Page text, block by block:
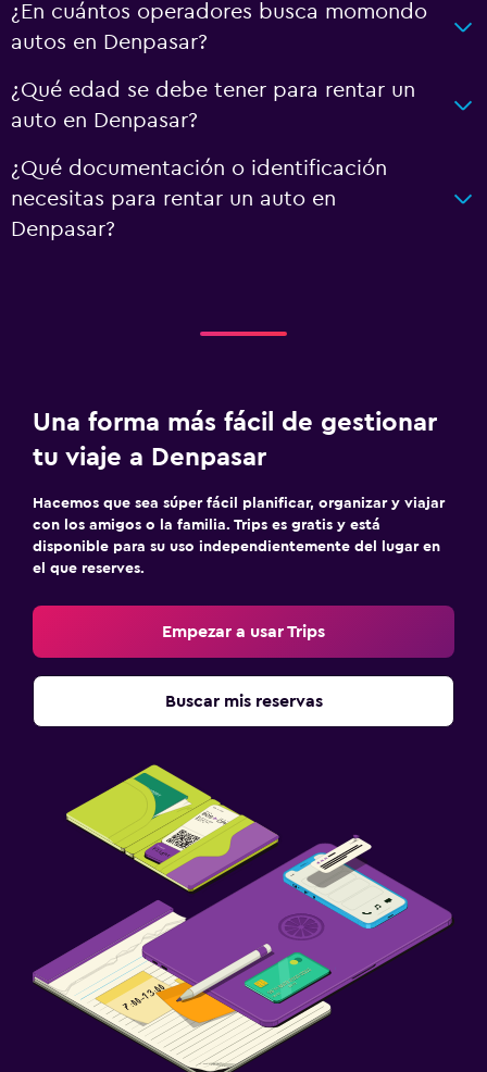
¿En cuántos operadores busca momondo
autos en Denpasar?
¿Qué edad se debe tener para rentar un
auto en Denpasar?
¿Qué documentación o identificación
necesitas para rentar un auto en
Denpasar?
Una forma más fácil de gestionar
tu viaje a Denpasar
Hacemos que sea súper fácil planificar, organizar y viajar
con los amigos o la familia. Trips es gratis y está
disponible para su uso independientemente del lugar en
el que reserves.
Empezar a usar Trips
Buscar mis reservas